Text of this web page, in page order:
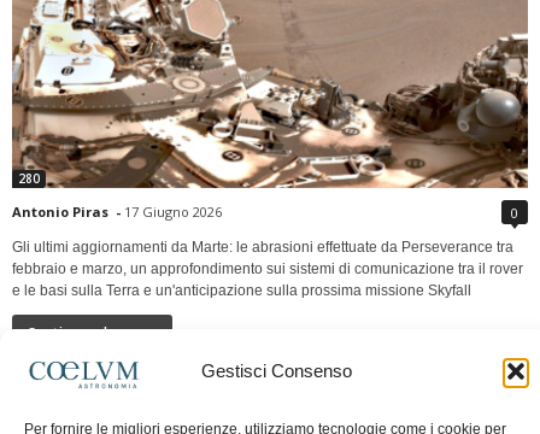
Gestisci Consenso
Per fornire le migliori esperienze, utilizziamo tecnologie come i cookie per
280
Antonio Piras - 17 Giugno 2026 0
Gli ultimi aggiornamenti da Marte: le abrasioni effettuate da Perseverance tra
febbraio e marzo, un approfondimento sui sistemi di comunicazione tra il rover
e le basi sulla Terra e un'anticipazione sulla prossima missione Skyfall
Continua a leggere